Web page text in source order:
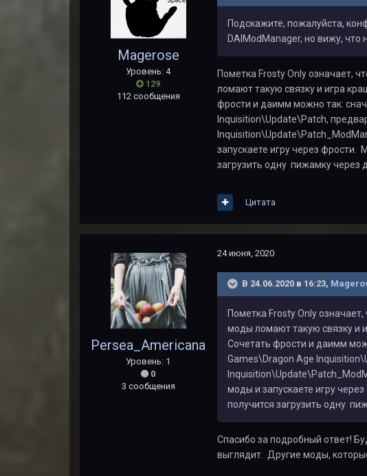
Magerose
Уровень: 4
129
112 сообщения
Подскажите, пожалуйста,
DAIModManager, но вижу, что
Пометка Frosty Only означает,
ломают такую связку и игра
фрости и даимм можно так:
Inquisition\Update\Patch,
запускаете игру через фрости.
загрузить одну пижамку через
Цитата
Persea_Americana
Уровень: 1
0
3 сообщения
24 июня, 2020
В 24.06.2020 в 16:23,
Пометка Frosty Only
моды ломают такую связку и
Сочетать фрости и даимм
Games\Dragon Age
моды и запускаете игру
получится загрузить одну
Спасибо за подробный ответ!
выглядит. Другие моды,